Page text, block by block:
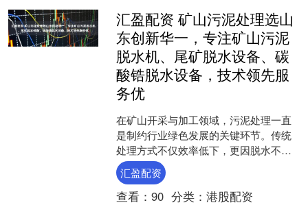
汇盈配资 矿山污泥处理选山
东创新华一，专注矿山污泥
脱水机、尾矿脱水设备、碳
酸锆脱水设备，技术领先服
务优
在矿山开采与加工领域，污泥处理一直
是制约行业绿色发展的关键环节。传统
处理方式不仅效率低下，更因脱水不彻
底导致资源浪费与环境污染双重问题。
面对这一行业痛点，山东创....
汇盈配资
查看： 90 分类： 港股配资